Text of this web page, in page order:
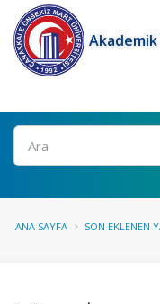
Ara
ANA SAYFA SON EKLENEN